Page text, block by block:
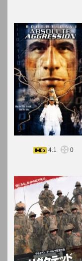
4.1
0